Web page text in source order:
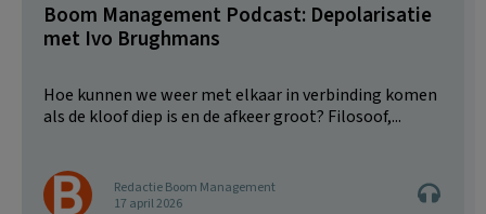
Boom Management Podcast: Depolarisatie
met Ivo Brughmans
Hoe kunnen we weer met elkaar in verbinding komen
als de kloof diep is en de afkeer groot? Filosoof,...
Redactie Boom Management
17 april 2026